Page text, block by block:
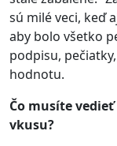
sú milé veci, keď
aby bolo všetko
podpisu,
hodnotu.
Čo musíte
vkusu?